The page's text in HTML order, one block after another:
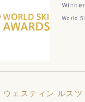
World
ウェスティン ルスツ